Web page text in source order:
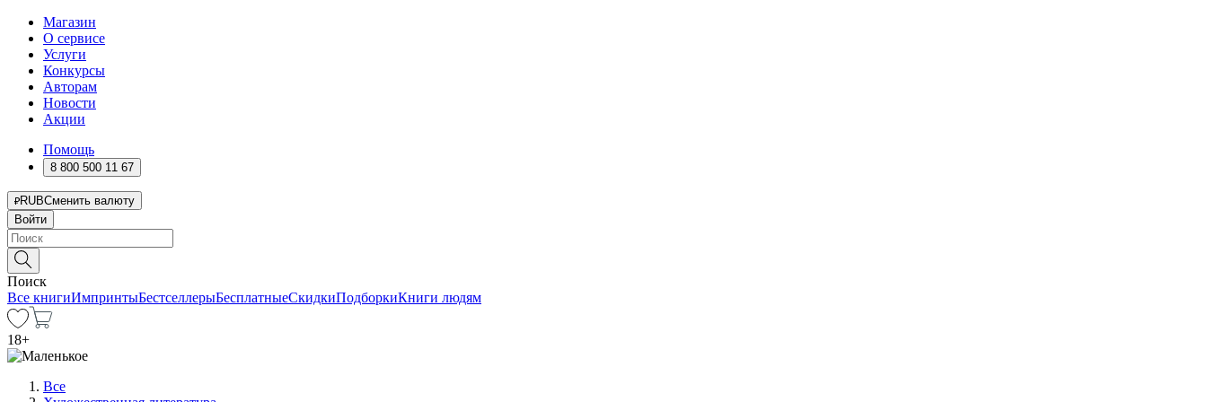
Магазин
О сервисе
Услуги
Конкурсы
Авторам
Новости
Акции
Помощь
8 800 500 11 67
RUBСменить валюту
Войти
Поиск
Все книгиИмпринтыБестселлерыБесплатныеСкидкиПодборкиКниги людям
18+
Все